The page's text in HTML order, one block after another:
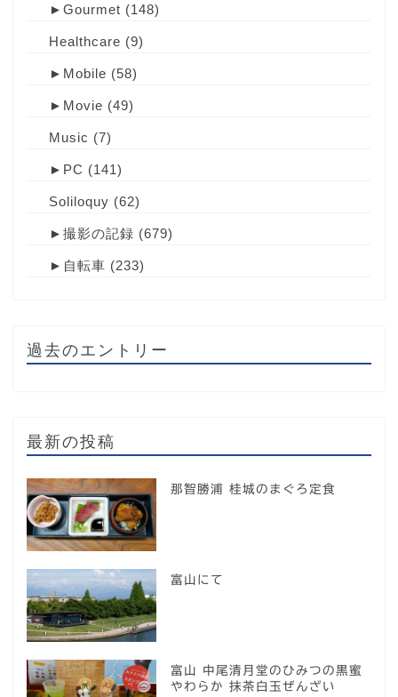
► Gourmet (148)
Healthcare (9)
► Mobile (58)
► Movie (49)
Music (7)
► PC (141)
Soliloquy (62)
► 撮影の記録 (679)
► 自転車 (233)
過去のエントリー
最新の投稿
那智勝浦 桂城のまぐろ定食
富山にて
富山 中尾清月堂のひみつの黒蜜
やわらか 抹茶白玉ぜんざい